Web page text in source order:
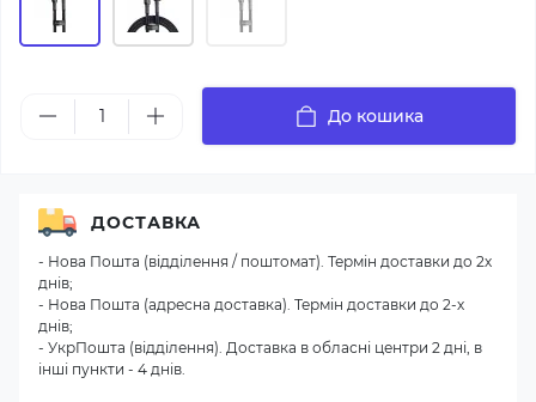
До кошика
ДОСТАВКА
- Нова Пошта (відділення / поштомат). Термін доставки до 2х
днів;
- Нова Пошта (адресна доставка). Термін доставки до 2-х
днів;
- УкрПошта (відділення). Доставка в обласні центри 2 дні, в
інші пункти - 4 днів.